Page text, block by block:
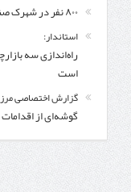
۸۰۰ نفر در شهرک صنعتی غیردولتی حدید مبتکران اردبیل اشتغال یافتند
استاندار:
راه‌اندازی سه
است
گزارش اختصاصی
گوشه‌ای از